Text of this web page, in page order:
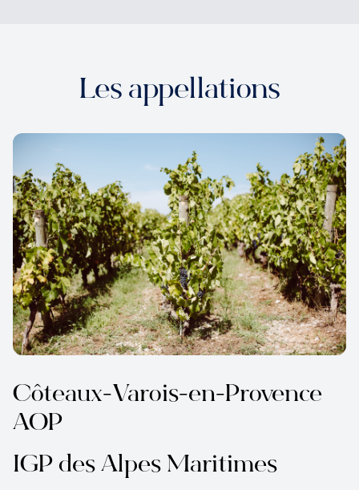
Les appellations
Côteaux-Varois-en-Provence
AOP
IGP des Alpes Maritimes